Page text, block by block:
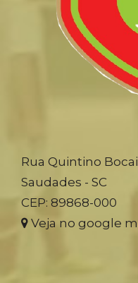
Rua Quintino
Saudades - SC
CEP: 89868-000
Veja no google